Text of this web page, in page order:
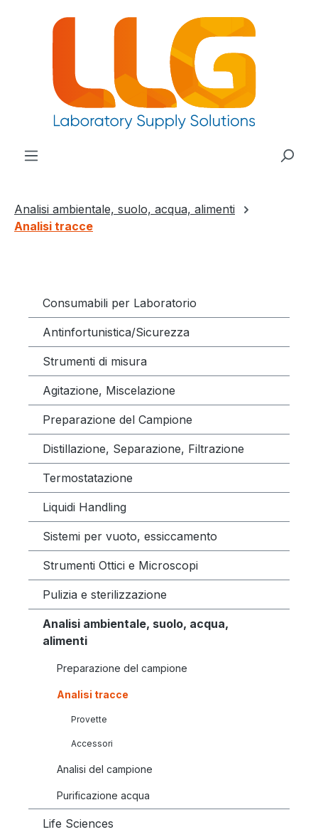
principale
Analisi ambientale, suolo, acqua, alimenti
Analisi tracce
Consumabili per Laboratorio
Antinfortunistica/Sicurezza
Strumenti di misura
Agitazione, Miscelazione
Preparazione del Campione
Distillazione, Separazione, Filtrazione
Termostatazione
Liquidi Handling
Sistemi per vuoto, essiccamento
Strumenti Ottici e Microscopi
Pulizia e sterilizzazione
Analisi ambientale, suolo, acqua,
alimenti
Preparazione del campione
Analisi tracce
Provette
Accessori
Analisi del campione
Purificazione acqua
Life Sciences